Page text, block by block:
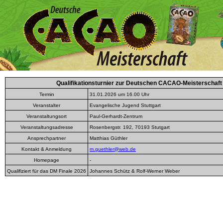
Qualifikationsturnier zur Deutschen CACAO-Meisterschaft
Termin
31.01.2026 um 16.00 Uhr
Veranstalter
Evangelische Jugend Stuttgart
Veranstaltungsort
Paul-Gerhardt-Zentrum
Veranstaltungsadresse
Rosenbergstr. 192, 70193 Stutgart
Ansprechpartner
Matthias Güthler
Kontakt & Anmeldung
m.guethler@web.de
Homepage
-
Qualifiziert für das DM Finale 2026
Johannes Schütz & Rolf-Werner Weber